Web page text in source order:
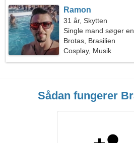
Ramon
31 år, Skytten
Single mand søger
Brotas, Brasilien
Cosplay, Musik
Sådan fungerer